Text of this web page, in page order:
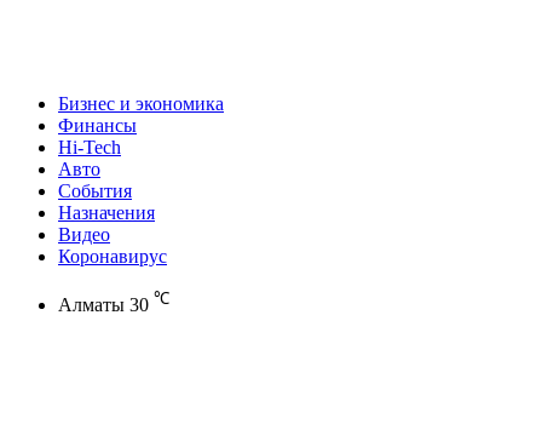
Бизнес и экономика
Финансы
Hi-Tech
Авто
События
Назначения
Видео
Коронавирус
Алматы 30 ℃